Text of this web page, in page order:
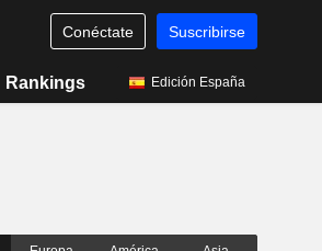
Conéctate Suscribirse
Rankings Edición España